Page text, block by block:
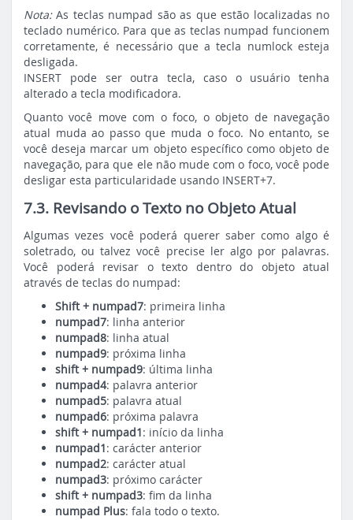
Nota:As teclas numpad são as que estão localizadas no
teclado numérico. Para que as teclas numpad funcionem
corretamente, é necessário que a tecla numlock esteja
desligada.
INSERT pode ser outra tecla, caso o usuário tenha
alterado a tecla modificadora.
Quanto você move com o foco, o objeto de navegação
atual muda ao passo que muda o foco. No entanto, se
você deseja marcar um objeto específico como objeto de
navegação, para que ele não mude com o foco, você pode
desligar esta particularidade usando INSERT+7.
7.3. Revisando o Texto no Objeto Atual
Algumas vezes você poderá querer saber como algo é
soletrado, ou talvez você precise ler algo por palavras.
Você poderá revisar o texto dentro do objeto atual
através de teclas do numpad:
Shift + numpad7: primeira linha
numpad7: linha anterior
numpad8: linha atual
numpad9: próxima linha
shift + numpad9: última linha
numpad4: palavra anterior
numpad5: palavra atual
numpad6: próxima palavra
shift + numpad1: início da linha
numpad1: carácter anterior
numpad2: carácter atual
numpad3: próximo carácter
shift + numpad3: fim da linha
numpad Plus: fala todo o texto.